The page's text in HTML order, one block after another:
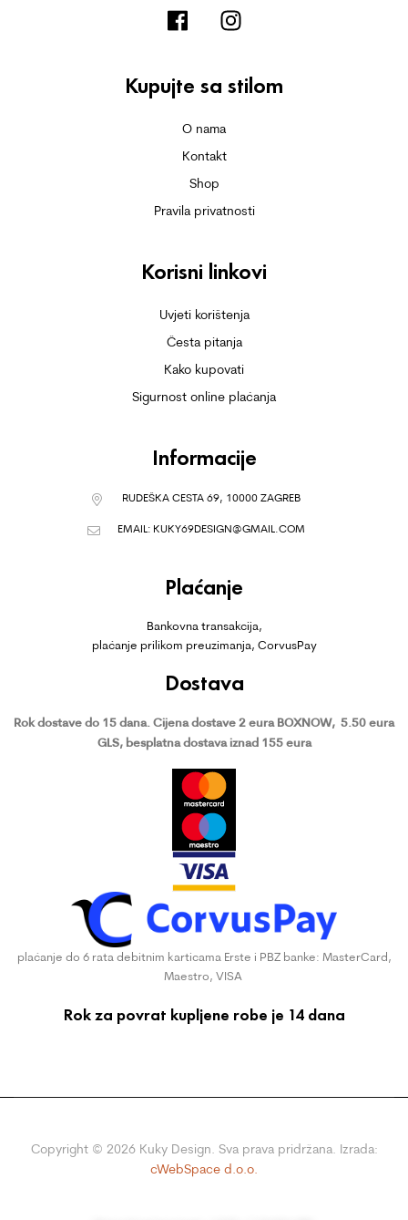
Kupujte sa stilom
O nama
Kontakt
Shop
Pravila privatnosti
Korisni linkovi
Uvjeti korištenja
Česta pitanja
Kako kupovati
Sigurnost online plaćanja
Informacije
RUDEŠKA CESTA 69, 10000 ZAGREB
EMAIL: KUKY69DESIGN@GMAIL.COM
Plaćanje
Bankovna transakcija,
plaćanje prilikom preuzimanja, CorvusPay
Dostava
Rok dostave do 15 dana. Cijena dostave 2 eura BOXNOW, 5.50 eura
GLS, besplatna dostava iznad 155 eura
plaćanje do 6 rata debitnim karticama Erste i PBZ banke: MasterCard,
Maestro, VISA
Rok za povrat kupljene robe je 14 dana
Copyright © 2026Kuky Design. Sva prava pridržana. Izrada:
cWebSpace d.o.o.